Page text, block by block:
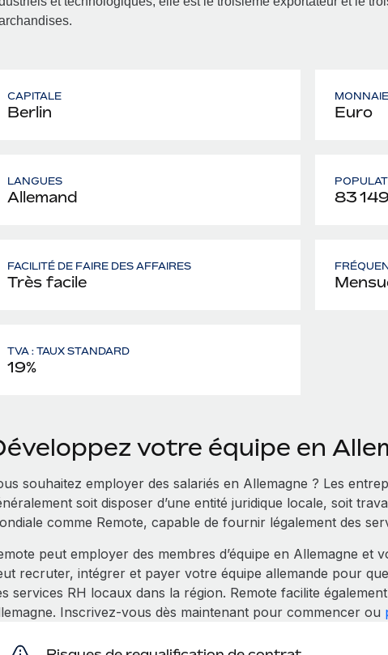
CAPITALE
Berlin
MONNAIE
Euro
LANGUES
Allemand 83
FACILITÉ DE FAIRE DES AFFAIRES
Très facile
TVA : TAUX STANDARD
19%
votre équipe en
souhaitez employer des salariés en Allemagne ? Les
soit disposer d’une entité juridique locale, soit
comme Remote, capable de fournir légalement des
peut employer des membres d’équipe en Allemagne et
recruter, intégrer et payer votre équipe allemande pour
services RH locaux dans la région. Remote facilite
Inscrivez‑vous dès maintenant pour commencer ou